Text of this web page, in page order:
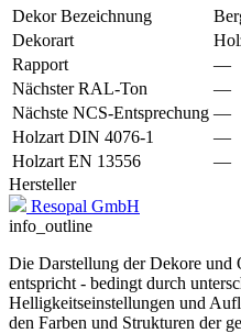
Dekor Bezeichnung
Dekorart
Rapport
—
Nächster RAL-Ton
—
Nächste NCS-Entsprechung —
Holzart DIN 4076-1
—
Holzart EN 13556
—
Hersteller
Resopal GmbH
info_outline
Die Darstellung der Dekore und
entspricht - bedingt durch
Helligkeitseinstellungen und
den Farben und Strukturen der